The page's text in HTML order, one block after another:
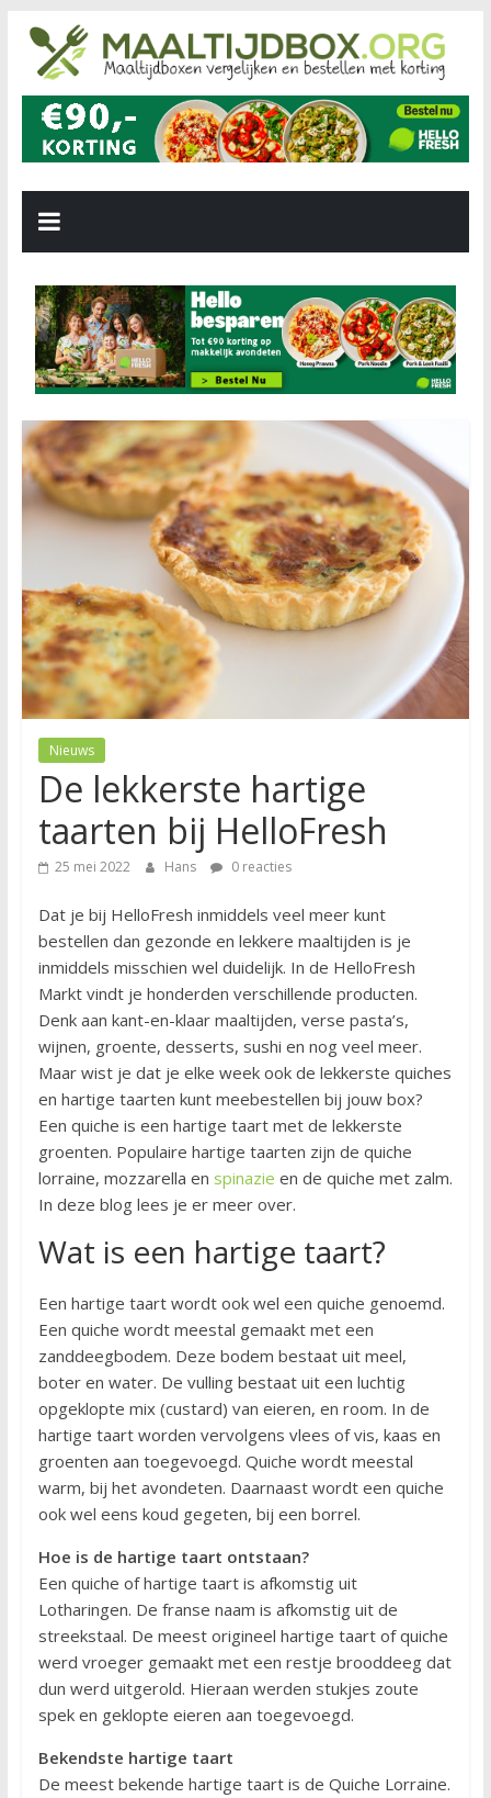
Nieuws
De lekkerste hartige
taarten bij HelloFresh
25 mei 2022 Hans 0 reacties
Dat je bij HelloFresh inmiddels veel meer kunt
bestellen dan gezonde en lekkere maaltijden is je
inmiddels misschien wel duidelijk. In de HelloFresh
Markt vindt je honderden verschillende producten.
Denk aan kant-en-klaar maaltijden, verse pasta’s,
wijnen, groente, desserts, sushi en nog veel meer.
Maar wist je dat je elke week ook de lekkerste quiches
en hartige taarten kunt meebestellen bij jouw box?
Een quiche is een hartige taart met de lekkerste
groenten. Populaire hartige taarten zijn de quiche
lorraine, mozzarella en spinazie en de quiche met zalm.
In deze blog lees je er meer over.
Wat is een hartige taart?
Een hartige taart wordt ook wel een quiche genoemd.
Een quiche wordt meestal gemaakt met een
zanddeegbodem. Deze bodem bestaat uit meel,
boter en water. De vulling bestaat uit een luchtig
opgeklopte mix (custard) van eieren, en room. In de
hartige taart worden vervolgens vlees of vis, kaas en
groenten aan toegevoegd. Quiche wordt meestal
warm, bij het avondeten. Daarnaast wordt een quiche
ook wel eens koud gegeten, bij een borrel.
Hoe is de hartige taart ontstaan?
Een quiche of hartige taart is afkomstig uit
Lotharingen. De franse naam is afkomstig uit de
streekstaal. De meest origineel hartige taart of quiche
werd vroeger gemaakt met een restje brooddeeg dat
dun werd uitgerold. Hieraan werden stukjes zoute
spek en geklopte eieren aan toegevoegd.
Bekendste hartige taart
De meest bekende hartige taart is de Quiche Lorraine.